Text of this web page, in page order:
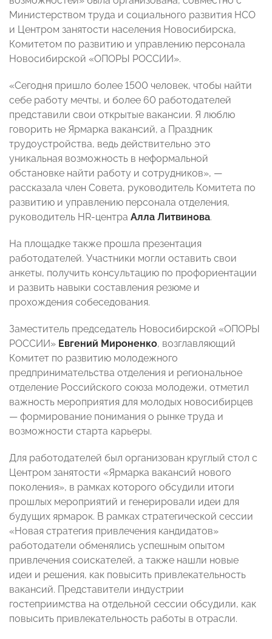
Министерством труда и социального развития НСО
и Центром занятости населения Новосибирска,
Комитетом по развитию и управлению персонала
Новосибирской «ОПОРЫ РОССИИ».
«Сегодня пришло более 1500 человек, чтобы найти
себе работу мечты, и более 60 работодателей
представили свои открытые вакансии. Я люблю
говорить не Ярмарка вакансий, а Праздник
трудоустройства, ведь действительно это
уникальная возможность в неформальной
обстановке найти работу и сотрудников», —
рассказала член Совета, руководитель Комитета по
развитию и управлению персонала отделения,
руководитель HR-центра Алла Литвинова.
На площадке также прошла презентация
работодателей. Участники могли оставить свои
анкеты, получить консультацию по профориентации
и развить навыки составления резюме и
прохождения собеседования.
Заместитель председатель Новосибирской «ОПОРЫ
РОССИИ» Евгений Мироненко, возглавляющий
Комитет по развитию молодежного
предпринимательства отделения и региональное
отделение Российского союза молодежи, отметил
важность мероприятия для молодых новосибирцев
— формирование понимания о рынке труда и
возможности старта карьеры.
Для работодателей был организован круглый стол с
Центром занятости «Ярмарка вакансий нового
поколения», в рамках которого обсудили итоги
прошлых мероприятий и генерировали идеи для
будущих ярмарок. В рамках стратегической сессии
«Новая стратегия привлечения кандидатов»
работодатели обменялись успешным опытом
привлечения соискателей, а также нашли новые
идеи и решения, как повысить привлекательность
вакансий. Представители индустрии
гостеприимства на отдельной сессии обсудили, как
повысить привлекательность работы в отрасли.